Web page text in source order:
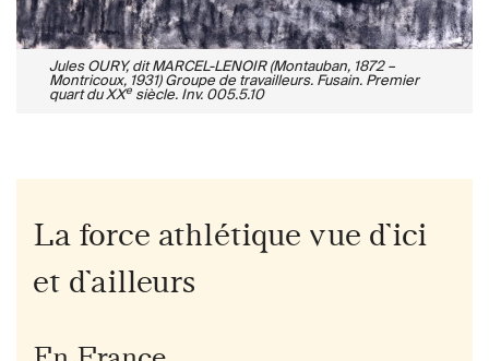
Jules OURY, dit MARCEL-LENOIR (Montauban, 1872 –
Montricoux, 1931) Groupe de travailleurs. Fusain. Premier
quart du XXe siècle. Inv. 005.5.10
La force athlétique vue d’ici
et d’ailleurs